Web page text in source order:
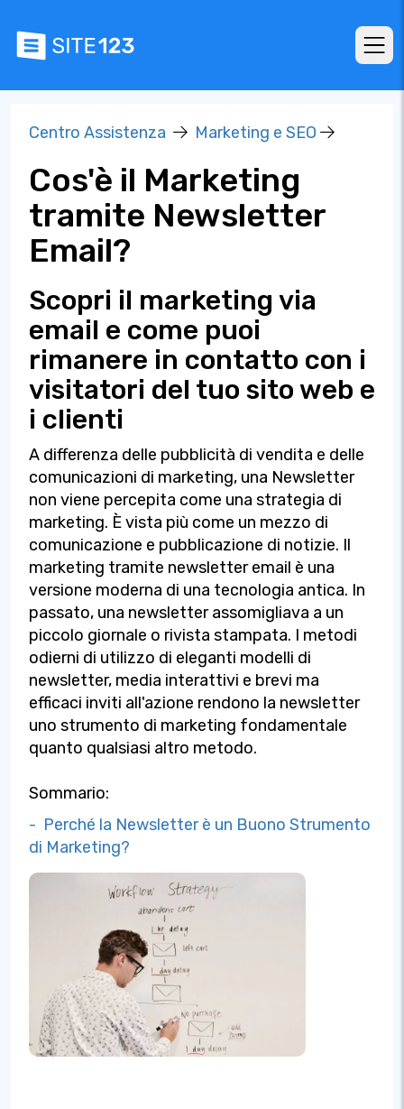
Centro Assistenza Marketing e SEO
Cos'è il Marketing
tramite Newsletter
Email?
Scopri il marketing via
email e come puoi
rimanere in contatto con i
visitatori del tuo sito web e
i clienti
A differenza delle pubblicità di vendita e delle
comunicazioni di marketing, una Newsletter
non viene percepita come una strategia di
marketing. È vista più come un mezzo di
comunicazione e pubblicazione di notizie. Il
marketing tramite newsletter email è una
versione moderna di una tecnologia antica. In
passato, una newsletter assomigliava a un
piccolo giornale o rivista stampata. I metodi
odierni di utilizzo di eleganti modelli di
newsletter, media interattivi e brevi ma
efficaci inviti all'azione rendono la newsletter
uno strumento di marketing fondamentale
quanto qualsiasi altro metodo.
Sommario:
- Perché la Newsletter è un Buono Strumento
di Marketing?